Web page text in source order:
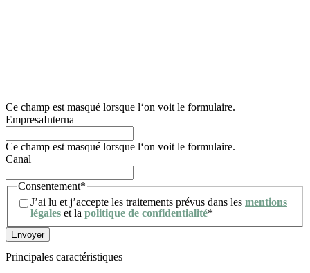
Ce champ est masqué lorsque l‘on voit le formulaire.
EmpresaInterna
Ce champ est masqué lorsque l‘on voit le formulaire.
Canal
Consentement*
J’ai lu et j’accepte les traitements prévus dans les mentions
légales et la politique de confidentialité*
Principales caractéristiques